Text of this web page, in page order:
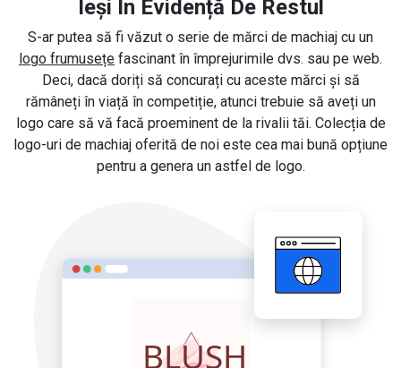
Ieși În Evidență De Restul
S-ar putea să fi văzut o serie de mărci de machiaj cu un
logo frumusețe fascinant în împrejurimile dvs. sau pe web.
Deci, dacă doriți să concurați cu aceste mărci și să
rămâneți în viață în competiție, atunci trebuie să aveți un
logo care să vă facă proeminent de la rivalii tăi. Colecția de
logo-uri de machiaj oferită de noi este cea mai bună opțiune
pentru a genera un astfel de logo.